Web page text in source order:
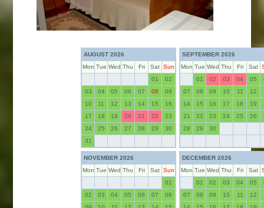
AUGUST 2026
Mon Tue Wed Thu Fri Sat Sun
01
02
03
04 05 06 07 08
09
10
11 12 13 14 15
16
17
18 19 20 21 22
23
24
25 26 27 28 29
30
31
SEPTEMBER 2026
Mon Tue Wed Thu Fri Sat
01
02 03 04 05
07
08 09 10 11 12
14
15 16 17 18 19
21
22 23 24 25 26
28
29 30
NOVEMBER 2026
Mon Tue Wed Thu Fri Sat Sun
01
02
03 04 05 06 07
08
DECEMBER 2026
Mon Tue Wed Thu Fri Sat
01
02 03 04 05
07
08 09 10 11 12